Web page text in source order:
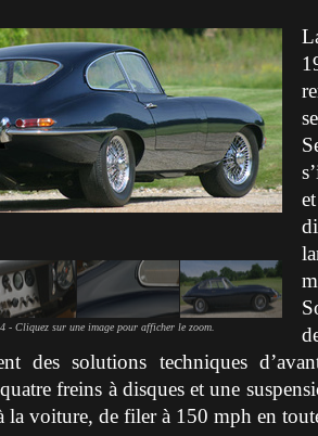
- Cliquez sur une image pour afficher le zoom.
des solutions techniques
freins à disques et une
la voiture, de filer à 150 mph en